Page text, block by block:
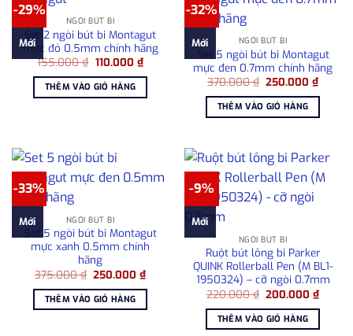
-29%
Mới
NGÒI BÚT BI
Set 2 ngòi bút bi Montagut
mực đỏ 0.5mm chính hãng
155.000₫ Giá
là:
155.000 ₫.
110.000 ₫Giá
tại
110.000 ₫.
THÊM VÀO GIỎ HÀNG
-32%
Mới NGÒI BÚT BI
Set 5 ngòi bút bi Montagut
mực đen 0.7mm chính hãng
370.000₫ Giá
là:
370.000 ₫.
250.000₫Giá
tại
THÊM VÀO GIỎ HÀNG
-33%
Mới NGÒI BÚT BI
Set 5 ngòi bút bi Montagut
mực xanh 0.5mm chính
hãng
375.000₫ Giá
là:
375.000 ₫.
250.000₫Giá
hiện
tại
250.000 ₫.
THÊM VÀO GIỎ HÀNG
-9%
Mới
NGÒI BÚT BI
Ruột bút lông bi Parker
QUINK Rollerball Pen (M BL1-
1950324) – cỡ ngòi 0.7mm
220.000₫ Giá
là:
220.000 ₫.
200.000₫Giá
hiện
THÊM VÀO GIỎ HÀNG